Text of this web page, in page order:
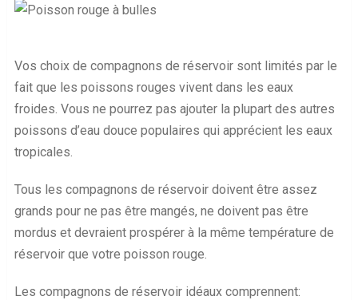
Vos choix de compagnons de réservoir sont limités par le
fait que les poissons rouges vivent dans les eaux
froides. Vous ne pourrez pas ajouter la plupart des autres
poissons d’eau douce populaires qui apprécient les eaux
tropicales.
Tous les compagnons de réservoir doivent être assez
grands pour ne pas être mangés, ne doivent pas être
mordus et devraient prospérer à la même température de
réservoir que votre poisson rouge.
Les compagnons de réservoir idéaux comprennent: